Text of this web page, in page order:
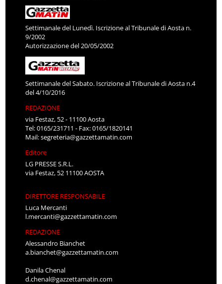
Settimanale del Lunedì. Iscrizione al Tribunale di Aosta n.
9/2002
Autorizzazione del 20/05/2002
Settimanale del Sabato. Iscrizione al Tribunale di Aosta n.4
del 4/10/2016
REDAZIONE
via Festaz, 52 - 11100 Aosta
Tel: 0165/231711 - Fax: 0165/1820141
Mail:segreteria@gazzettamatin.com
Editore
LG PRESSE S.R.L.
via Festaz, 52 11100 AOSTA
DIRETTORE RESPONSABILE
Luca Mercanti
l.mercanti@gazzettamatin.com
REDAZIONE
Alessandro Bianchet
a.bianchet@gazzettamatin.com
Danila Chenal
d.chenal@gazzettamatin.com